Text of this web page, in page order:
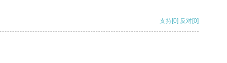
支持[0] 反对[0]